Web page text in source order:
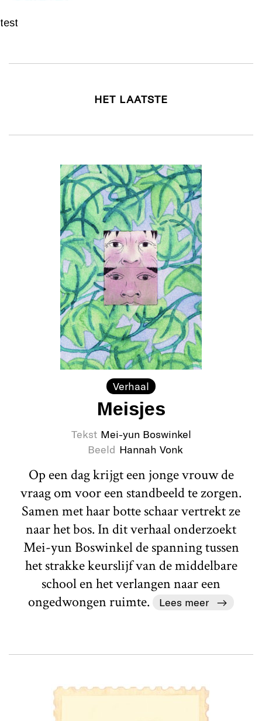
test
HET LAATSTE
Verhaal
Meisjes
Tekst Mei-yun Boswinkel
Beeld Hannah Vonk
Op een dag krijgt een jonge vrouw de
vraag om voor een standbeeld te zorgen.
Samen met haar botte schaar vertrekt ze
naar het bos. In dit verhaal onderzoekt
Mei-yun Boswinkel de spanning tussen
het strakke keurslijf van de middelbare
school en het verlangen naar een
ongedwongen ruimte.
Lees meer